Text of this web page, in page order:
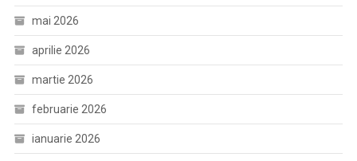
mai 2026
aprilie 2026
martie 2026
februarie 2026
ianuarie 2026